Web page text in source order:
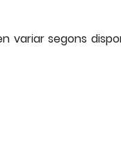
variar segons